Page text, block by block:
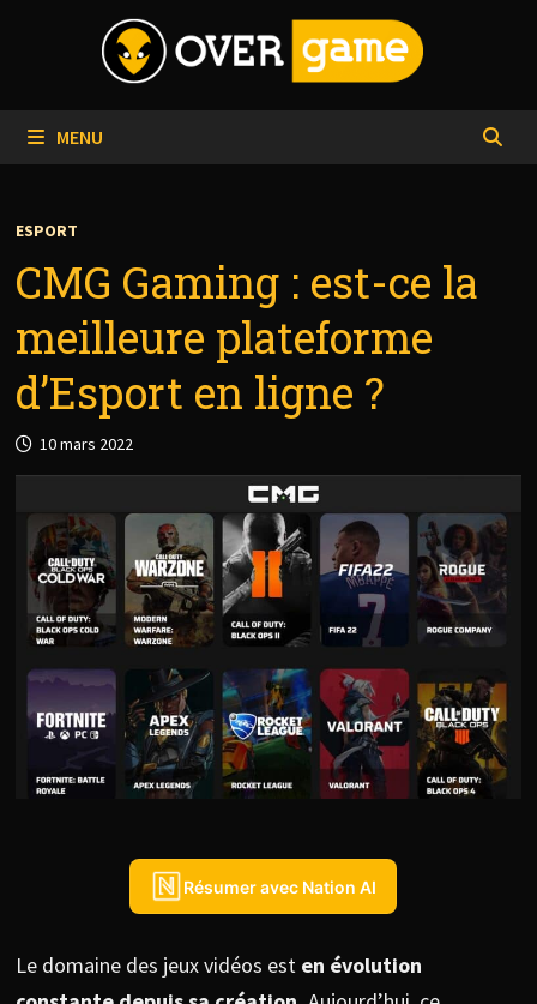
MENU
ESPORT
CMG Gaming : est-ce la
meilleure plateforme
d’Esport en ligne ?
10 mars 2022
Résumer avec Nation AI
Le domaine des jeux vidéos est en évolution